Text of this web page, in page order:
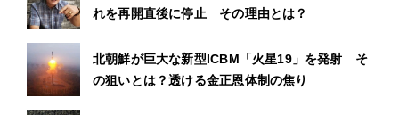
れを再開直後に停止 その理由とは？
北朝鮮が巨大な新型ICBM「火星19」を発射 そ
の狙いとは？透ける金正恩体制の焦り